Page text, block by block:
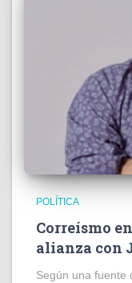
POLÍTICA
Correísmo
alianza con
Según una fuente